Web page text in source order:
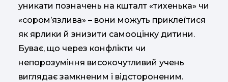
уникати позначень на кшталт «тихенька» чи
«сором’язлива» – вони можуть приклеїтися
як ярлики й знизити самооцінку дитини.
Буває, що через конфлікти чи
непорозуміння високочутливий учень
виглядає замкненим і відстороненим.